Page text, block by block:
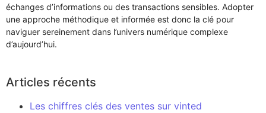
échanges d’informations ou des transactions sensibles. Adopter
une approche méthodique et informée est donc la clé pour
naviguer sereinement dans l’univers numérique complexe
d’aujourd’hui.
Articles récents
Les chiffres clés des ventes sur vinted